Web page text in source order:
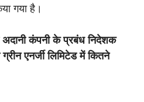
गया है।
कंपनी के प्रबंध निदेशक
एनर्जी लिमिटेड में कितने